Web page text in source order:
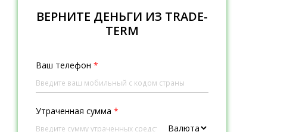
ВЕРНИТЕ ДЕНЬГИ ИЗ TRADE-
TERM
Ваш телефон *
Утраченная сумма *